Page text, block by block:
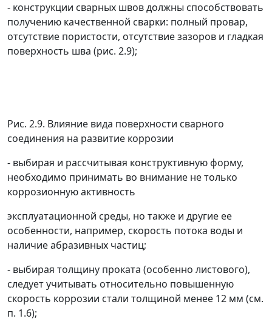
- конструкции сварных швов должны способствовать
получению качественной сварки: полный провар,
отсутствие пористости, отсутствие зазоров и гладкая
поверхность шва (рис. 2.9);
Рис. 2.9. Влияние вида поверхности сварного
соединения на развитие коррозии
- выбирая и рассчитывая конструктивную форму,
необходимо принимать во внимание не только
коррозионную активность
эксплуатационной среды, но также и другие ее
особенности, например, скорость потока воды и
наличие абразивных частиц;
- выбирая толщину проката (особенно листового),
следует учитывать относительно повышенную
скорость коррозии стали толщиной менее 12 мм (см.
п. 1.6);